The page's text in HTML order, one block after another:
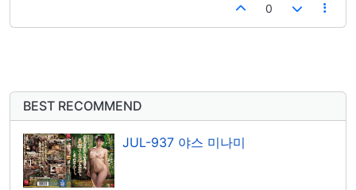
0
BEST RECOMMEND
JUL-937 야스 미나미